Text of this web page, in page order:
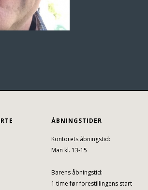
ÅBNINGSTIDER
Kontorets åbningstid:
Man kl. 13-15
Barens åbningstid:
1 time før forestillingens start